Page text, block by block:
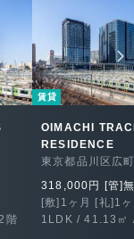
階
賃貸
OIMACHI
RESIDENCE
東京都品川区広
318,000円 [管]
[敷]1ヶ月 [礼]1
1LDK / 41.13㎡